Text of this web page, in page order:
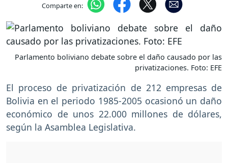
Comparte en:
Parlamento boliviano debate sobre el daño causado por las
privatizaciones. Foto: EFE
El proceso de privatización de 212 empresas de
Bolivia en el periodo 1985-2005 ocasionó un daño
económico de unos 22.000 millones de dólares,
según la Asamblea Legislativa.